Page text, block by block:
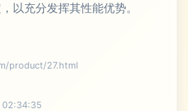
以充分发挥其性能优势。
product/27.html
02:34:35